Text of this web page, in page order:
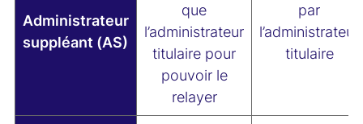
Administrateur
suppléant (AS)
que
l’administrateur
titulaire pour
pouvoir le
relayer
par
l’administrateur
titulaire